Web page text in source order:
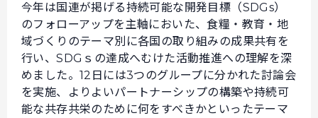
今年は国連が掲げる持続可能な開発目標（SDGs）
のフォローアップを主軸においた、食糧・教育・地
域づくりのテーマ別に各国の取り組みの成果共有を
行い、SDGｓの達成へむけた活動推進への理解を深
めました。12日には3つのグループに分かれた討論会
を実施、よりよいパートナーシップの構築や持続可
能な共存共栄のために何をすべきかといったテーマ